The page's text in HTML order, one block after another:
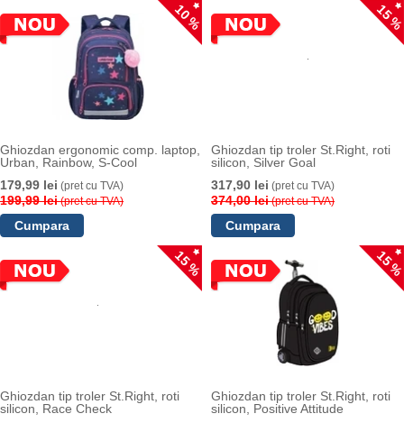
10 %
Ghiozdan ergonomic comp. laptop,
Urban, Rainbow, S-Cool
179,99 lei (pret cu TVA)
199,99 lei(pret cu TVA)
15 %
Ghiozdan tip troler St.Right, roti
silicon, Silver Goal
317,90 lei (pret cu TVA)
374,00 lei(pret cu TVA)
15 %
Ghiozdan tip troler St.Right, roti
silicon, Race Check
15 %
Ghiozdan tip troler St.Right, roti
silicon, Positive Attitude